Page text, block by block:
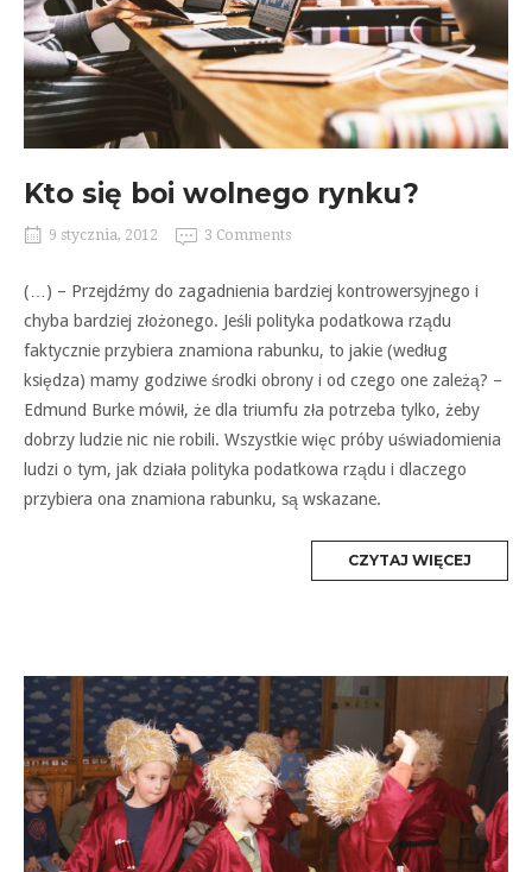
Kto się boi wolnego rynku?
9 stycznia, 2012 3 Comments
(…) – Przejdźmy do zagadnienia bardziej kontrowersyjnego i
chyba bardziej złożonego. Jeśli polityka podatkowa rządu
faktycznie przybiera znamiona rabunku, to jakie (według
księdza) mamy godziwe środki obrony i od czego one zależą? –
Edmund Burke mówił, że dla triumfu zła potrzeba tylko, żeby
dobrzy ludzie nic nie robili. Wszystkie więc próby uświadomienia
ludzi o tym, jak działa polityka podatkowa rządu i dlaczego
przybiera ona znamiona rabunku, są wskazane.
CZYTAJ WIĘCEJ